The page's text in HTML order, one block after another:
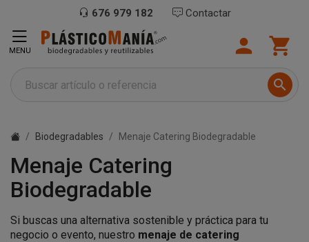
676 979 182 Contactar

 
MENU
Biodegradables Menaje Catering Biodegradable
Menaje Catering
Biodegradable
Si buscas una alternativa sostenible y práctica para tu
negocio o evento, nuestro menaje de catering